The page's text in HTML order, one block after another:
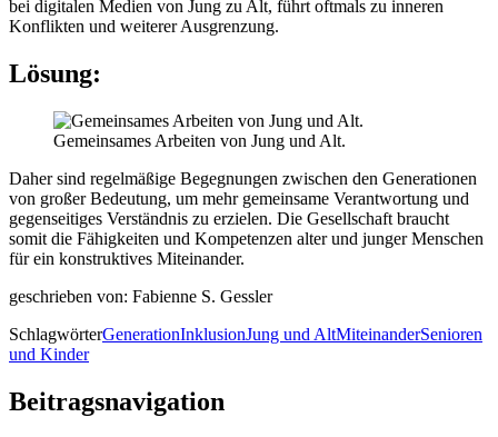
bei digitalen Medien von Jung zu Alt, führt oftmals zu inneren
Konflikten und weiterer Ausgrenzung.
Lösung:
Gemeinsames Arbeiten von Jung und Alt.
Daher sind regelmäßige Begegnungen zwischen den Generationen
von großer Bedeutung, um mehr gemeinsame Verantwortung und
gegenseitiges Verständnis zu erzielen. Die Gesellschaft braucht
somit die Fähigkeiten und Kompetenzen alter und junger Menschen
für ein konstruktives Miteinander.
geschrieben von: Fabienne S. Gessler
SchlagwörterGenerationInklusionJung und AltMiteinanderSenioren
und Kinder
Beitragsnavigation